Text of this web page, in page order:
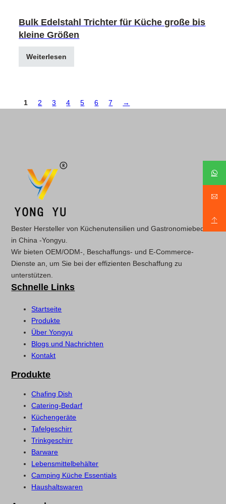
Bulk Edelstahl Trichter für Küche große bis
kleine Größen
Weiterlesen
1 2 3 4 5 6 7 →
Bester Hersteller von Küchenutensilien und Gastronomiebedarf
in China -Yongyu.
Wir bieten OEM/ODM-, Beschaffungs- und E-Commerce-
Dienste an, um Sie bei der effizienten Beschaffung zu
unterstützen.
Schnelle Links
Startseite
Produkte
Über Yongyu
Blogs und Nachrichten
Kontakt
Produkte
Chafing Dish
Catering-Bedarf
Küchengeräte
Tafelgeschirr
Trinkgeschirr
Barware
Lebensmittelbehälter
Camping Küche Essentials
Haushaltswaren